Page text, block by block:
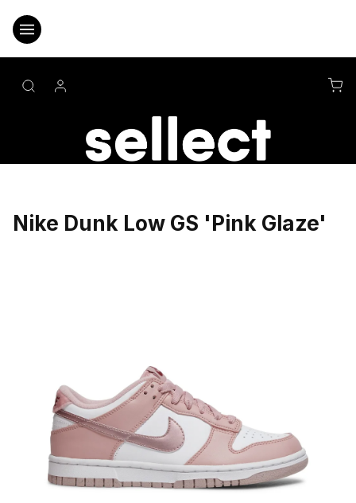
obsah
Nike Dunk Low GS 'Pink Glaze'